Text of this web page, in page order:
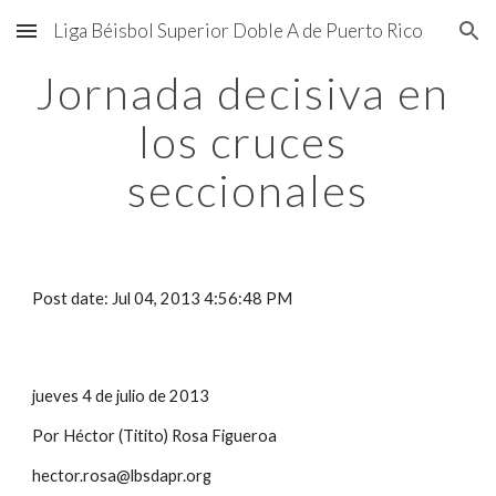
Skip to main content Skip to navigation
Liga Béisbol Superior Doble A de Puerto Rico
Jornada decisiva en
los cruces
seccionales
Post date: Jul 04, 2013 4:56:48 PM
jueves 4 de julio de 2013
Por Héctor (Titito) Rosa Figueroa
hector.rosa@lbsdapr.org